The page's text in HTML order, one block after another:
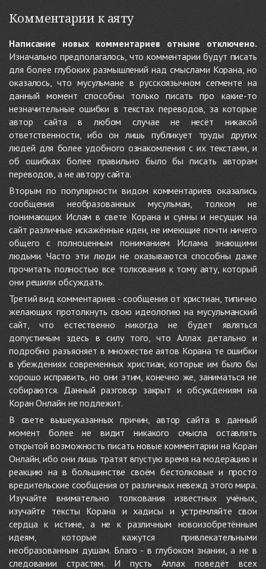
Комментарии к аяту
Написание новых комментариев отныне отключено.
Изначально предполагалось, что комментарии будут писать
для более глубоких размышлений над смыслами Корана, но
оказалось, что мусульмане в русскоязычном сегменте на
данный момент способны только писать про какие-то
незначительные ошибки в текстах переводов, за которые
автор сайта в любом случае не несёт никакой
ответственности, ибо он лишь публикует труды других
людей для более удобного ознакомления с их текстами, и
об ошибках более правильно было бы писать авторам
переводов, а не автору сайта.
Вторым по популярности видом комментариев оказались
сообщения необразованных мусульман, толком не
понимающих Ислам в свете Корана и сунны и несущих на
сайт различные искажённые идеи, не имеющие почти ничего
общего с полноценным пониманием Ислама знающими
людьми. Часто эти люди не оказываются способны даже
прочитать полностью все толкования к тому аяту, который
они решили обсуждать.
Третий вид комментариев - сообщения от христиан, типично
желающих протолкнуть свою идеологию на мусульманский
сайт, что естественно никогда не будет являться
допустимым здесь в силу того, что Аллах детально и
подробно разъясняет в множестве аятов Корана те ошибки
в убеждениях современных христиан, которые им было бы
хорошо исправить, но они этим, конечно же, заниматься не
собираются. Данный разговор закрыт и обсуждениям на
Коран Онлайн не подлежит.
В свете вышеуказанных причин, автор сайта в данный
момент более не видит никакого смысла оставлять
открытой возможность писать новые комментарии на Коран
Онлайн, ибо они лишь тратят впустую время на модерацию и
реакцию на в большинстве своём бестолковые и просто
вредительские сообщения от различных невежд этого мира.
Изучайте внимательно толкования известных учёных,
изучайте тексты Корана и хадисы и устремляйте свои
сердца к истине, а не к различным новоизобретённым
идеям, которые кажутся привлекательными
необразованным душам. Благо - в глубоком знании, а не в
следовании страстям. И пусть Аллах поведёт всех